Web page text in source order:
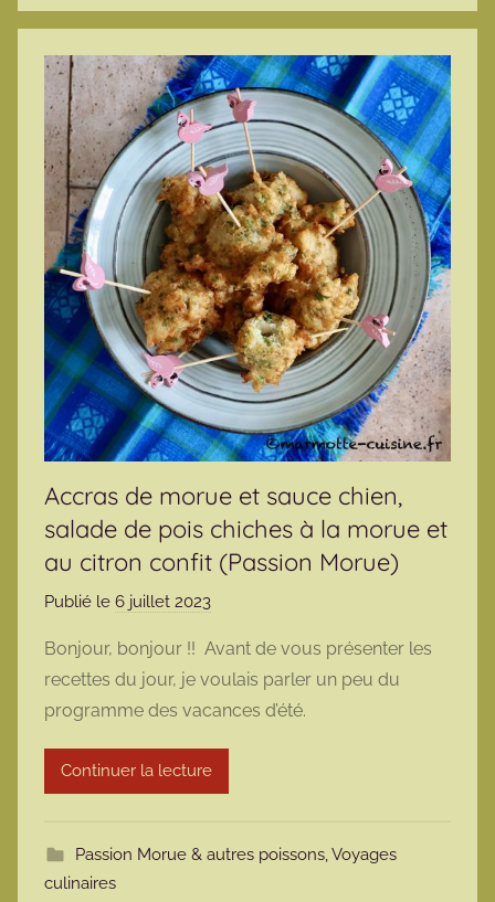
Accras de morue et sauce chien,
salade de pois chiches à la morue et
au citron confit (Passion Morue)
Publié le 6 juillet 2023
r
m
a
r
m
t
Bonjour, bonjour !! Avant de vous présenter les
recettes du jour, je voulais parler un peu du
programme des vacances d’été.
Continuer la lecture
Passion Morue & autres poissons,Voyages
culinaires